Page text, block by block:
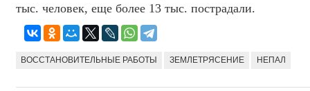
тыс. человек, еще более 13 тыс. пострадали.
ВОССТАНОВИТЕЛЬНЫЕ РАБОТЫ ЗЕМЛЕТРЯСЕНИЕ НЕПАЛ